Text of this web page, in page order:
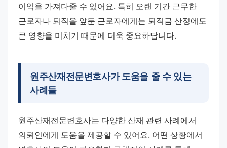
이익을 가져다줄 수 있어요. 특히 오랜 기간 근무한
근로자나 퇴직을 앞둔 근로자에게는 퇴직금 산정에도
큰 영향을 미치기 때문에 더욱 중요하답니다.
원주산재전문변호사가 도움을 줄 수 있는
사례들
원주산재전문변호사는 다양한 산재 관련 사례에서
의뢰인에게 도움을 제공할 수 있어요. 어떤 상황에서